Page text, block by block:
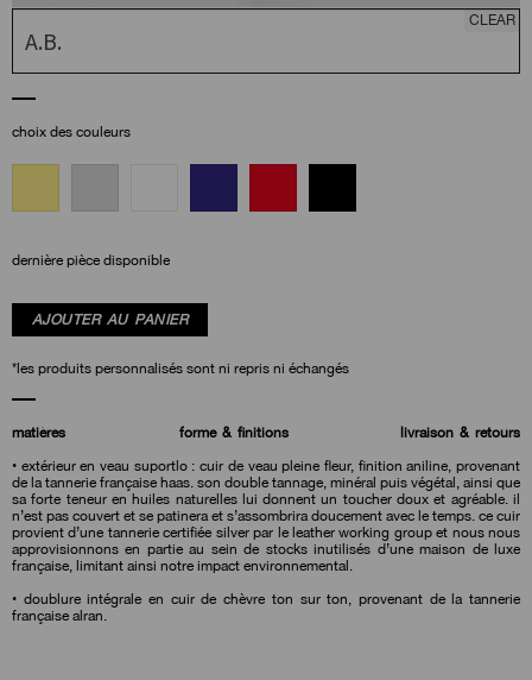
CLEAR
dernière pièce disponible
AJOUTER AU PANIER
matières forme & finitions
livraison & retours
• extérieur en veau suportlo : cuir de veau pleine fleur, finition aniline, provenant
de la tannerie française haas. son double tannage, minéral puis végétal, ainsi que
sa forte teneur en huiles naturelles lui donnent un toucher doux et agréable. il
n’est pas couvert et se patinera et s’assombrira doucement avec le temps. ce cuir
provient d’une tannerie certifiée silver par le leather working group et nous nous
approvisionnons en partie au sein de stocks inutilisés d’une maison de luxe
française, limitant ainsi notre impact environnemental.
• doublure intégrale en cuir de chèvre ton sur ton, provenant de la tannerie
française alran.